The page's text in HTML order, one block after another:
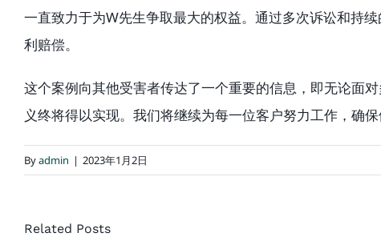
一直致力于为W先生争取最大的权益。通过多次诉讼和持
利赔偿。
这个案例向其他受害者传达了一个重要的信息，即无论面
义终将得以实现。我们将继续为每一位客户努力工作，确
Byadmin | 2023年1月2日
Related Posts